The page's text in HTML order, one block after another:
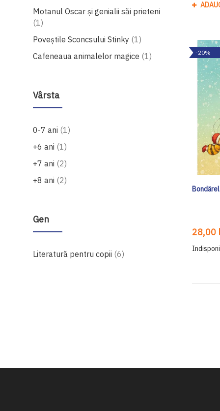
Motanul Oscar și genialii săi prieteni
1produs
Poveștile Sconcsului Stinky 1produs
Cafeneaua animalelor magice 1produs
Vârsta
0-7 ani 1produs
+6 ani 1produs
+7 ani 2produse
+8 ani 2produse
Gen
Literatură pentru copii 6produse
-20%
28,00